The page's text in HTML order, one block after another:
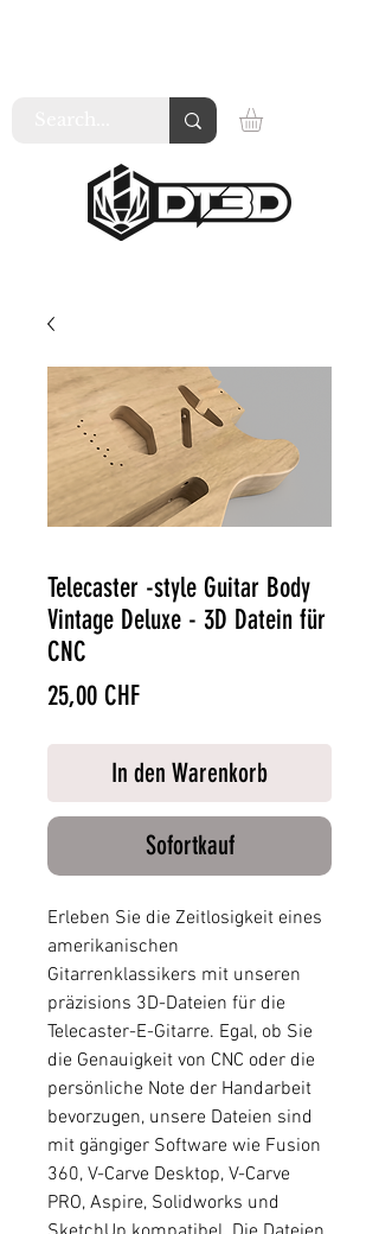
Telecaster -style Guitar Body
Vintage Deluxe - 3D Datein für
CNC
25,00 CHFPreis
In den Warenkorb
Sofortkauf
Erleben Sie die Zeitlosigkeit eines
amerikanischen
Gitarrenklassikers mit unseren
präzisions 3D-Dateien für die
Telecaster-E-Gitarre. Egal, ob Sie
die Genauigkeit von CNC oder die
persönliche Note der Handarbeit
bevorzugen, unsere Dateien sind
mit gängiger Software wie Fusion
360, V-Carve Desktop, V-Carve
PRO, Aspire, Solidworks und